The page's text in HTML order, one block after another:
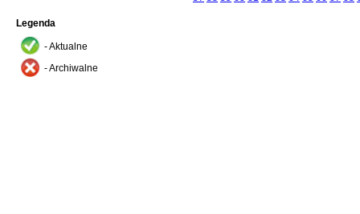
Legenda
- Aktualne
- Archiwalne